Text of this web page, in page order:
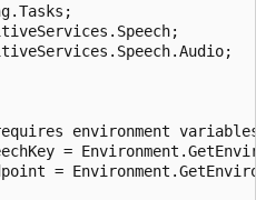
environment
=
=